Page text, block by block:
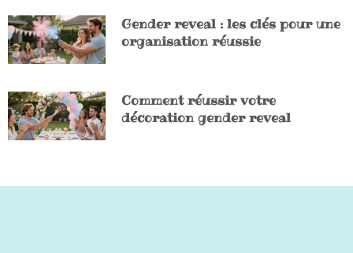
Gender reveal : les clés pour une
organisation réussie
Comment réussir votre
décoration gender reveal